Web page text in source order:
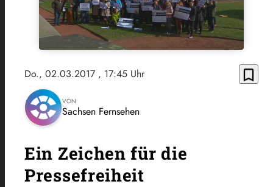
Do., 02.03.2017 , 17:45 Uhr bookmark_border
VON
Sachsen Fernsehen
Ein Zeichen für die
Pressefreiheit